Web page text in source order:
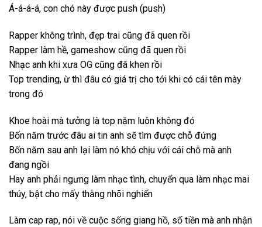
Á-á-á-á, con chó này được push (push)
Rapper không trình, đẹp trai cũng đã quen rồi
Rapper làm hề, gameshow cũng đã quen rồi
Nhạc anh khi xưa OG cũng đã khen rồi
Top trending, ừ thì đâu có giá trị cho tới khi có cái tên mày
trong đó
Khoe hoài mà tưởng là top năm luôn không đó
Bốn năm trước đâu ai tin anh sẽ tìm được chỗ đứng
Bốn năm sau anh lại làm nó khó chịu với cái chỗ mà anh
đang ngồi
Hay anh phải ngưng làm nhạc tình, chuyển qua làm nhạc mai
thúy, bật cho mấy thằng nhõi nghiến
Làm cap rap, nói về cuộc sống giang hồ, số tiền mà anh nhận